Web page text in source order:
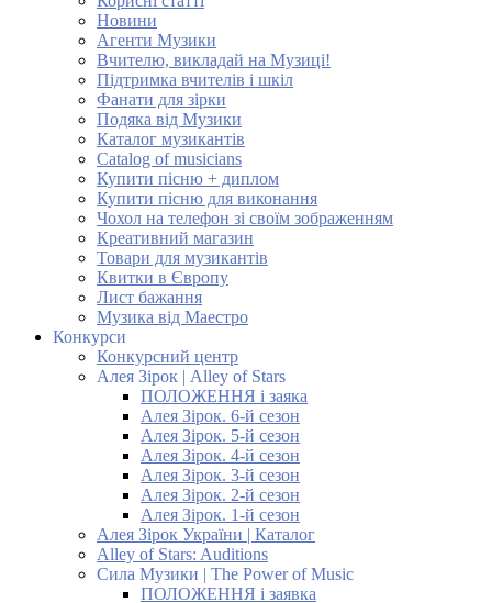
Новини
Агенти Музики
Вчителю, викладай на Музиці!
Підтримка вчителів і шкіл
Фанати для зірки
Подяка від Музики
Каталог музикантів
Catalog of musicians
Купити пісню + диплом
Купити пісню для виконання
Чохол на телефон зі своїм зображенням
Креативний магазин
Товари для музикантів
Квитки в Європу
Лист бажання
Музика від Маестро
Конкурси
Конкурсний центр
Алея Зірок | Alley of Stars
ПОЛОЖЕННЯ і заяка
Алея Зірок. 6-й сезон
Алея Зірок. 5-й сезон
Алея Зірок. 4-й сезон
Алея Зірок. 3-й сезон
Алея Зірок. 2-й сезон
Алея Зірок. 1-й сезон
Алея Зірок України | Каталог
Alley of Stars: Auditions
Сила Музики | The Power of Music
ПОЛОЖЕННЯ і заявка